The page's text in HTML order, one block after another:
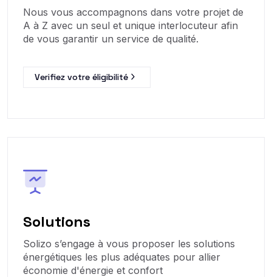
Nous vous accompagnons dans votre projet de
A à Z avec un seul et unique interlocuteur afin
de vous garantir un service de qualité.
Verifiez votre éligibilité
Solutions
Solizo s’engage à vous proposer les solutions
énergétiques les plus adéquates pour allier
économie d'énergie et confort